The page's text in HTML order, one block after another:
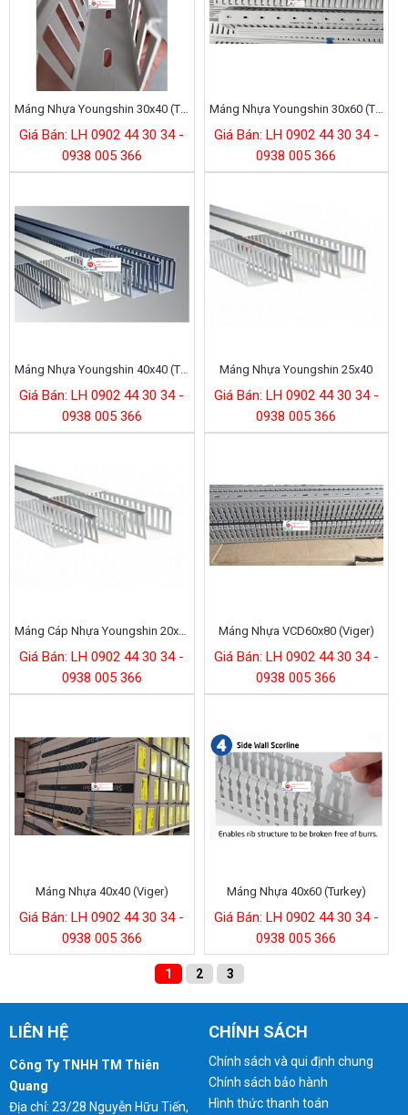
Giá Bán: LH 0902 44 30 34 -
0938 005 366
Máng Nhựa Youngshin 30x60 (Trungking 30x60 Korea)
Giá Bán: LH 0902 44 30 34 -
0938 005 366
Máng Nhựa Youngshin 40x40 (Trungking 40x40)
Giá Bán: LH 0902 44 30 34 -
0938 005 366
Máng Nhựa Youngshin 25x40
Giá Bán: LH 0902 44 30 34 -
0938 005 366
Giá Bán: LH 0902 44 30 34 -
0938 005 366
Máng Nhựa VCD60x80 (Viger)
Giá Bán: LH 0902 44 30 34 -
0938 005 366
Máng Nhựa 40x40 (Viger)
Giá Bán: LH 0902 44 30 34 -
0938 005 366
Máng Nhựa 40x60 (Turkey)
Giá Bán: LH 0902 44 30 34 -
0938 005 366
1 2 3
LIÊN HỆ
Công Ty TNHH TM Thiên
Quang
Địa chỉ: 23/28 Nguyễn Hữu Tiến,
CHÍNH SÁCH
Chính sách và qui định chung
Chính sách bảo hành
Hình thức thanh toán